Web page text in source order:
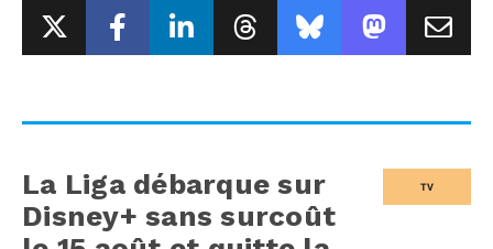
TV
La Liga débarque sur
Disney+ sans surcoût